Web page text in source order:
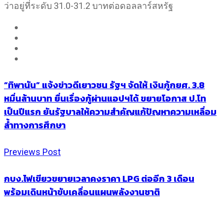
ว่าอยู่ที่ระดับ 31.0-31.2 บาทต่อดอลลาร์สหรัฐ
“ทิพานัน” แจ้งข่าวดีเยาวชน รัฐฯ จัดให้ เงินกู้กยศ. 3.8
หมื่นล้านบาท ยื่นเรื่องกู้ผ่านแอปฯได้ ขยายโอกาส ป.โท
เป็นปีแรก ยันรัฐบาลให้ความสำคัญแก้ปัญหาความเหลื่อม
ล้ำทางการศึกษา
Previews Post
กบง.ไฟเขียวขยายเวลาคงราคา LPG ต่ออีก 3 เดือน
พร้อมเดินหน้าขับเคลื่อนแผนพลังงานชาติ